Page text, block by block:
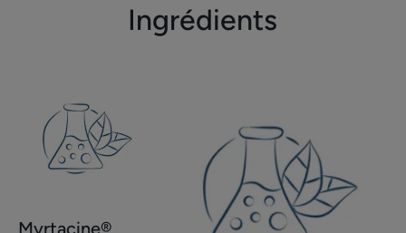
Ingrédients
Myrtacine®